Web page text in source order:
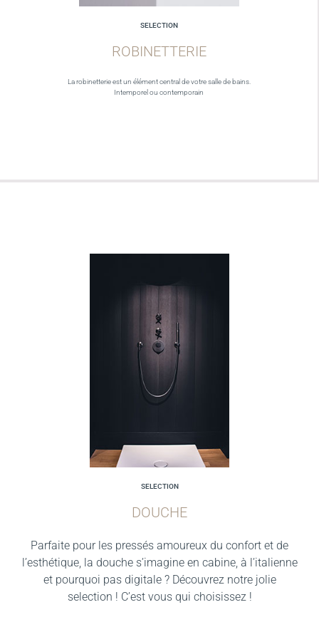
SELECTION
ROBINETTERIE
La robinetterie est un élément central de votre salle de bains.
Intemporel ou contemporain
SELECTION
DOUCHE
Parfaite pour les pressés amoureux du confort et de
l’esthétique, la douche s’imagine en cabine, à l’italienne
et pourquoi pas digitale ? Découvrez notre jolie
selection ! C’est vous qui choisissez !